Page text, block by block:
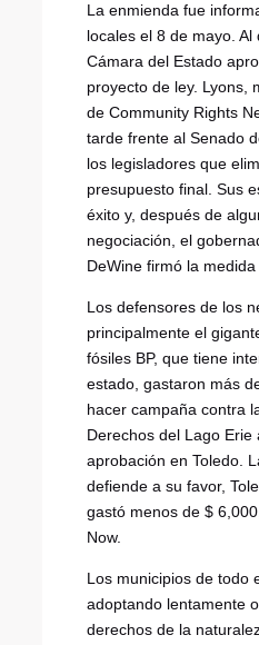
La enmienda fue
locales el 8 de mayo. Al
Cámara del Estado
proyecto de ley. Lyons,
de Community Rights
tarde frente al Senado
los legisladores que
presupuesto final. Sus
éxito y, después de
negociación, el
DeWine firmó la medida
Los defensores de los
principalmente el
fósiles BP, que tiene
estado, gastaron más
hacer campaña contra
Derechos del Lago Erie
aprobación en Toledo.
defiende a su favor,
gastó menos de $
Now.
Los municipios de todo
adoptando lentamente
derechos de la